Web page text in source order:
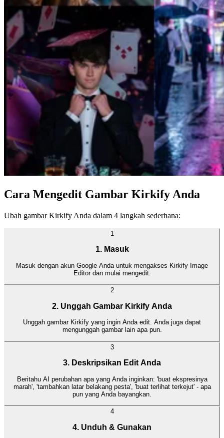
Cara Mengedit Gambar Kirkify Anda
Ubah gambar Kirkify Anda dalam 4 langkah sederhana:
1
1. Masuk
Masuk dengan akun Google Anda untuk mengakses Kirkify Image
Editor dan mulai mengedit.
2
2. Unggah Gambar Kirkify Anda
Unggah gambar Kirkify yang ingin Anda edit. Anda juga dapat
mengunggah gambar lain apa pun.
3
3. Deskripsikan Edit Anda
Beritahu AI perubahan apa yang Anda inginkan: 'buat ekspresinya
marah', 'tambahkan latar belakang pesta', 'buat terlihat terkejut' - apa
pun yang Anda bayangkan.
4
4. Unduh & Gunakan